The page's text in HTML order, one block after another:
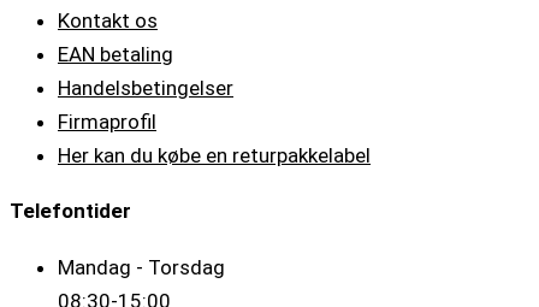
Kontakt os
EAN betaling
Handelsbetingelser
Firmaprofil
Her kan du købe en returpakkelabel
Telefontider
Mandag - Torsdag
08:30-15:00